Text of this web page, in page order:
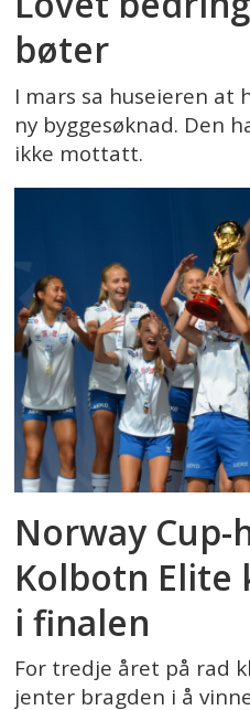
bøter
I mars sa huseieren at
ny byggesøknad. Den
ikke mottatt.
Norway
Kolbotn Elite
i finalen
For tredje året på rad
jenter bragden i å